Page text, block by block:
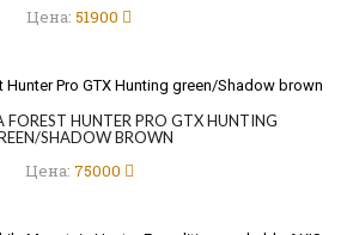
Цена: 51900
HUNTER PRO GTX HUNTING
SHADOW BROWN
Цена: 75000